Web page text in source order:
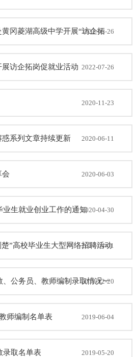
冈菱湖高级中学开展“访企拓
2022-08-26
访企拓岗促就业活动 2022-07-26
2020-11-23
系列文章持续更新 2020-06-11
会 2020-06-03
业生就业创业工作的通知2020-04-30
楚”高校毕业生大型网络招聘活动
2020-04-01
、公务员、教师编制录取情况一
2019-12-20
师编制名单表 2019-06-04
录取名单表 2019-05-20